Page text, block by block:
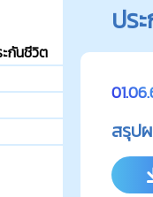
กันชีวิต
ปร
สรุป